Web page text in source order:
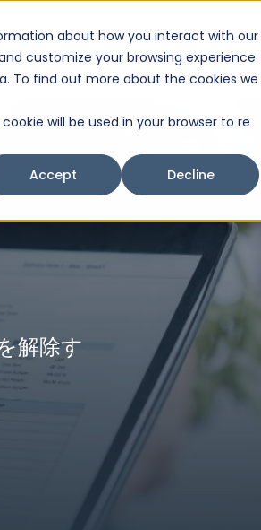
about how you interact with our
customize your browsing experience
To find out more about the cookies we
will be used in your browser to re
Accept Decline
ービス 私たちについて サポート
フィールドです。
解除す